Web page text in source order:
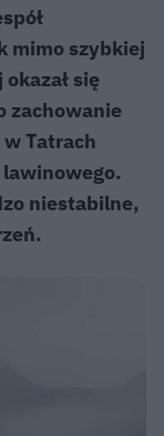
mimo szybkiej
się
zachowanie
Tatrach
niestabilne,